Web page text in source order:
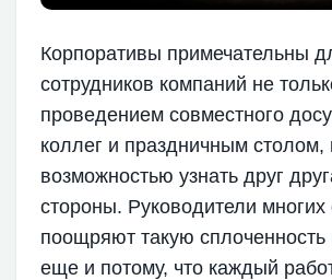
Корпоративы примечательны
сотрудников компаний не
проведением совместного
коллег и праздничным столом,
возможностью узнать друг
стороны. Руководители
поощряют такую сплоченность
еще и потому, что каждый